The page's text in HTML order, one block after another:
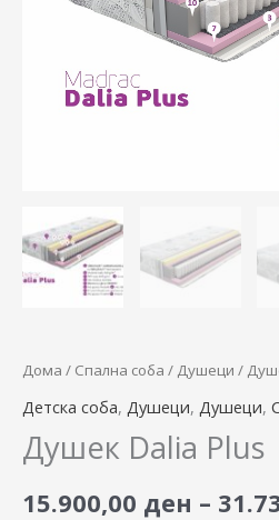
Дома / Спална соба / Душеци /
Детска соба, Душеци, Душеци,
Душек Dalia Plus
15.900,00 ден –